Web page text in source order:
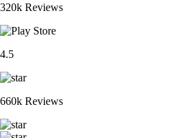
320k Reviews
4.5
660k Reviews